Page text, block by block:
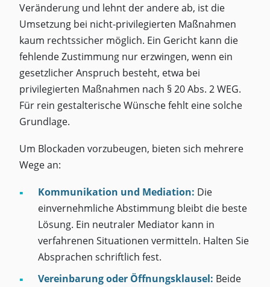
Veränderung und lehnt der andere ab, ist die
Umsetzung bei nicht-privilegierten Maßnahmen
kaum rechtssicher möglich. Ein Gericht kann die
fehlende Zustimmung nur erzwingen, wenn ein
gesetzlicher Anspruch besteht, etwa bei
privilegierten Maßnahmen nach § 20 Abs. 2 WEG.
Für rein gestalterische Wünsche fehlt eine solche
Grundlage.
Um Blockaden vorzubeugen, bieten sich mehrere
Wege an:
Kommunikation und Mediation: Die
einvernehmliche Abstimmung bleibt die beste
Lösung. Ein neutraler Mediator kann in
verfahrenen Situationen vermitteln. Halten Sie
Absprachen schriftlich fest.
Vereinbarung oder Öffnungsklausel: Beide